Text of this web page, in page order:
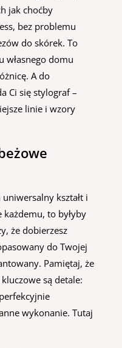
jak choćby
bez problemu
do skórek. To
własnego domu
A do
Ci się stylograf –
linie i wzory
uniwersalny kształt i
to byłyby
że dobierzesz
do Twojej
Pamiętaj, że
są detale:
wykonanie. Tutaj